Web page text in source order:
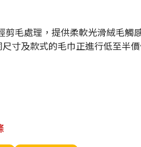
毛處理，提供柔軟光滑絨毛觸
寸及款式的毛巾正進行低至半